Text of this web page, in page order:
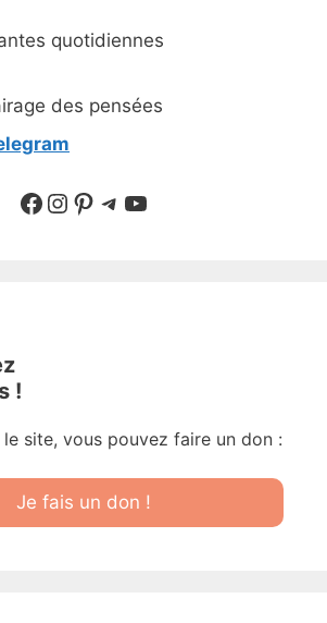
quotidiennes
des pensées
Suivre sur Facebook
Suivre sur Instagram
Pinterest
Sur Telegram
YouTube
!
le site, vous pouvez faire un don :
Je fais un don !